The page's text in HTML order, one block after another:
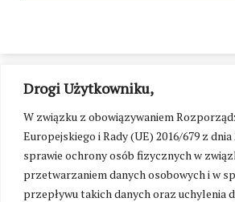
Drogi Użytkowniku,
W związku z obowiązywaniem
Europejskiego i Rady (UE) 2016/679 z dnia
sprawie ochrony osób fizycznych w
przetwarzaniem danych osobowych i w
przepływu takich danych oraz uchylenia